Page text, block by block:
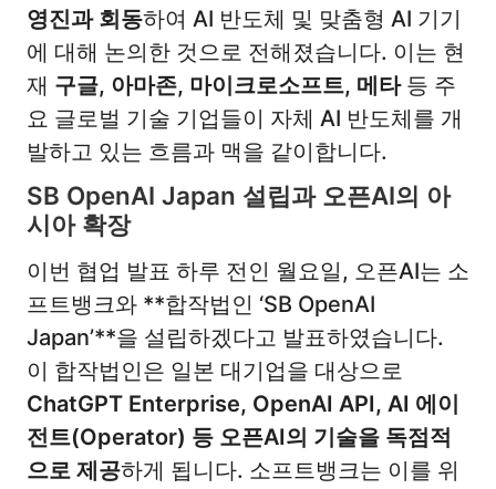
영진과 회동하여 AI 반도체 및 맞춤형 AI 기기
에 대해 논의한 것으로 전해졌습니다. 이는 현
재 구글, 아마존, 마이크로소프트, 메타등 주
요 글로벌 기술 기업들이 자체 AI 반도체를 개
발하고 있는 흐름과 맥을 같이합니다.
SB OpenAI Japan 설립과 오픈AI의 아
시아 확장
이번 협업 발표 하루 전인 월요일, 오픈AI는 소
프트뱅크와 **합작법인 ‘SB OpenAI
Japan’**을 설립하겠다고 발표하였습니다.
이 합작법인은 일본 대기업을 대상으로
ChatGPT Enterprise, OpenAI API, AI 에이
전트(Operator) 등 오픈AI의 기술을 독점적
으로 제공하게 됩니다. 소프트뱅크는 이를 위